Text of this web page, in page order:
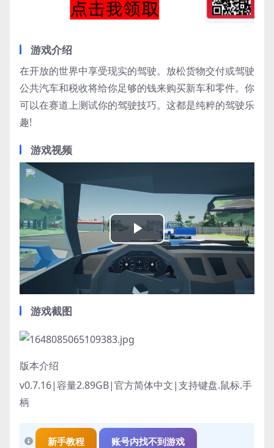
游戏介绍
在开放的世界中享受现实的驾驶。放松货物交付或驾驶
公共汽车和税收将给你足够的钱来购买新车和零件。你
可以在赛道上测试你的驾驶技巧。这都是纯粹的驾驶乐
趣!
游戏视频
Play
Video
游戏截图
版本介绍
v0.7.16|容量2.89GB|官方简体中文|支持键盘.鼠标.手
柄
新手教程 账号内找不到游戏